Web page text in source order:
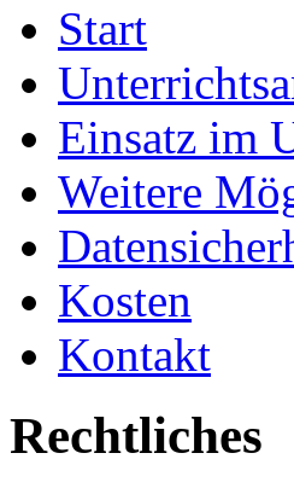
Start
Einsatz im
Weitere
Kosten
Kontakt
Rechtliches